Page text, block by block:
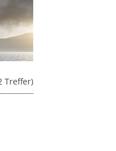
Treffer)